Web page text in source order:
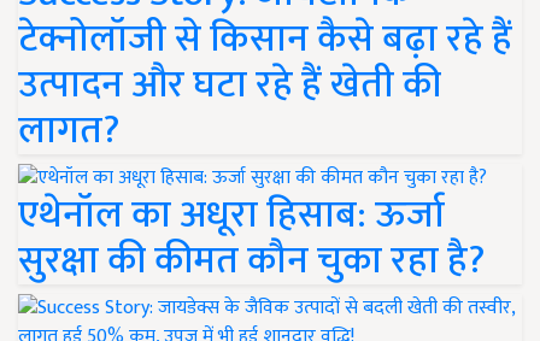
टेक्नोलॉजी से किसान कैसे बढ़ा रहे हैं
उत्पादन और घटा रहे हैं खेती की
लागत?
एथेनॉल का अधूरा हिसाब: ऊर्जा
सुरक्षा की कीमत कौन चुका रहा है?